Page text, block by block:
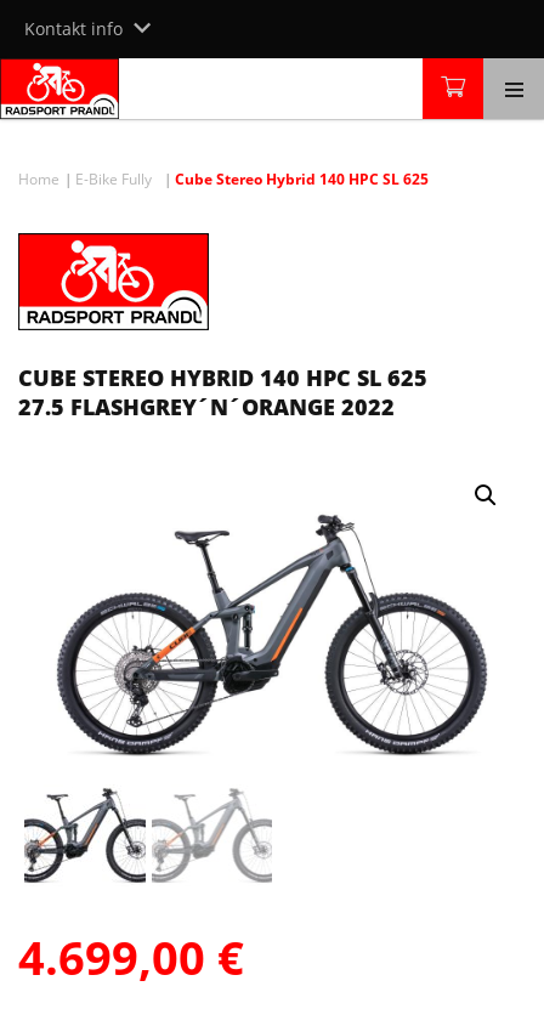
content
Kontakt info
Home E-Bike Fully Cube Stereo Hybrid 140 HPC SL 625
CUBE STEREO HYBRID 140 HPC SL 625
27.5 FLASHGREY´N´ORANGE 2022
4.699,00 €